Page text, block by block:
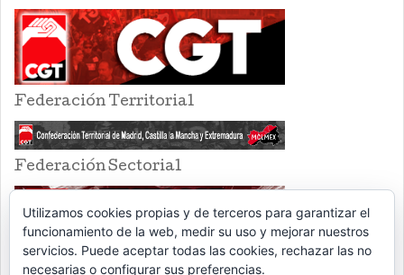
Federación Territorial
Federación Sectorial
Utilizamos cookies propias y de terceros para garantizar el
funcionamiento de la web, medir su uso y mejorar nuestros
servicios. Puede aceptar todas las cookies, rechazar las no
necesarias o configurar sus preferencias.